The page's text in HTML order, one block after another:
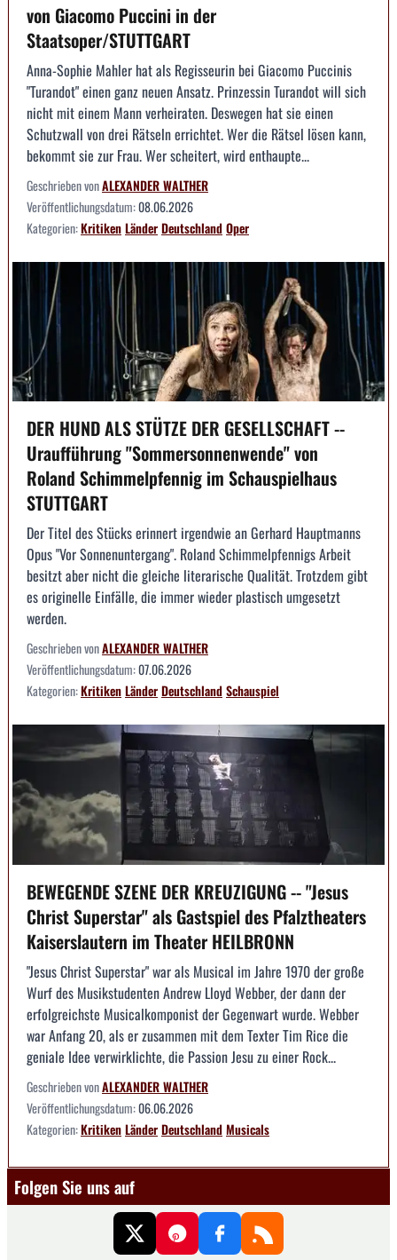
von Giacomo Puccini in der
Staatsoper/STUTTGART
Anna-Sophie Mahler hat als Regisseurin bei Giacomo Puccinis
"Turandot" einen ganz neuen Ansatz. Prinzessin Turandot will sich
nicht mit einem Mann verheiraten. Deswegen hat sie einen
Schutzwall von drei Rätseln errichtet. Wer die Rätsel lösen kann,
bekommt sie zur Frau. Wer scheitert, wird enthaupte...
Geschrieben vonALEXANDER WALTHER
Veröffentlichungsdatum:08.06.2026
Kategorien:KritikenLänderDeutschlandOper
DER HUND ALS STÜTZE DER GESELLSCHAFT --
Uraufführung "Sommersonnenwende" von
Roland Schimmelpfennig im Schauspielhaus
STUTTGART
Der Titel des Stücks erinnert irgendwie an Gerhard Hauptmanns
Opus "Vor Sonnenuntergang". Roland Schimmelpfennigs Arbeit
besitzt aber nicht die gleiche literarische Qualität. Trotzdem gibt
es originelle Einfälle, die immer wieder plastisch umgesetzt
werden.
Geschrieben vonALEXANDER WALTHER
Veröffentlichungsdatum:07.06.2026
Kategorien:KritikenLänderDeutschlandSchauspiel
BEWEGENDE SZENE DER KREUZIGUNG -- "Jesus
Christ Superstar" als Gastspiel des Pfalztheaters
Kaiserslautern im Theater HEILBRONN
"Jesus Christ Superstar" war als Musical im Jahre 1970 der große
Wurf des Musikstudenten Andrew Lloyd Webber, der dann der
erfolgreichste Musicalkomponist der Gegenwart wurde. Webber
war Anfang 20, als er zusammen mit dem Texter Tim Rice die
geniale Idee verwirklichte, die Passion Jesu zu einer Rock...
Geschrieben vonALEXANDER WALTHER
Veröffentlichungsdatum:06.06.2026
Kategorien:KritikenLänderDeutschlandMusicals
Folgen Sie uns auf